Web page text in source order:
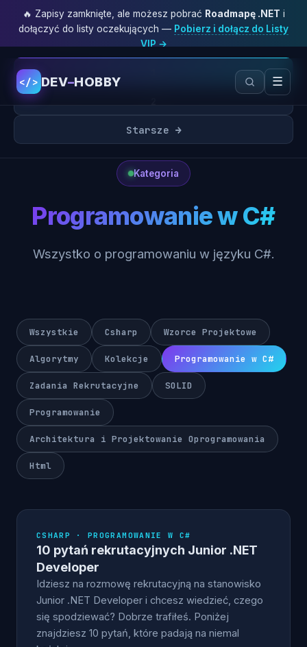
🔥 Zapisy zamknięte, ale możesz pobrać Roadmapę .NET i
dołączyć do listy oczekujących — Pobierz i dołącz do Listy
VIP →
</> DEV–HOBBY ☰
Kategoria
Programowanie w C#
Wszystko o programowaniu w języku C#.
Wszystkie Csharp Wzorce Projektowe
Algorytmy Kolekcje Programowanie w C#
Zadania Rekrutacyjne SOLID
Programowanie
Architektura i Projektowanie Oprogramowania
Html
CSHARP · PROGRAMOWANIE W C#
10 pytań rekrutacyjnych Junior .NET
Developer
Idziesz na rozmowę rekrutacyjną na stanowisko
Junior .NET Developer i chcesz wiedzieć, czego
się spodziewać? Dobrze trafiłeś. Poniżej
znajdziesz 10 pytań, które padają na niemal
Starsze →